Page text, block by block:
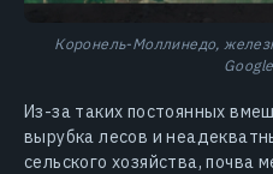
Коронель-Моллинедо,
Из-за таких постоянных
вырубка лесов и
сельского хозяйства, почва